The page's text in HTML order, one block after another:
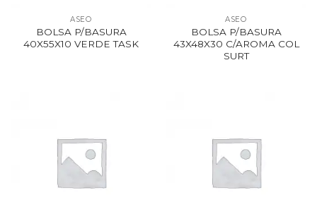
ASEO
BOLSA P/BASURA
40X55X10 VERDE TASK
ASEO
BOLSA P/BASURA
43X48X30 C/AROMA COL
SURT